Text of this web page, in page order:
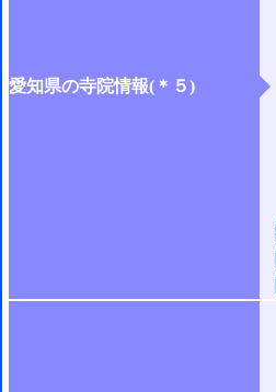
愛知県の寺院情報(＊５)